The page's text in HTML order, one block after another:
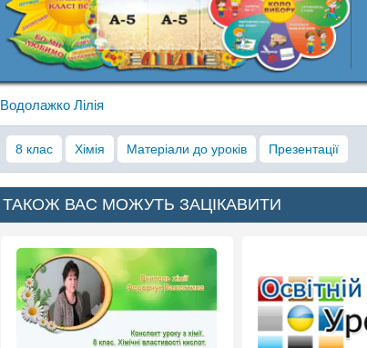
Водолажко Лілія
8 клас Хімія Матеріали до уроків Презентації
ТАКОЖ ВАС МОЖУТЬ ЗАЦІКАВИТИ